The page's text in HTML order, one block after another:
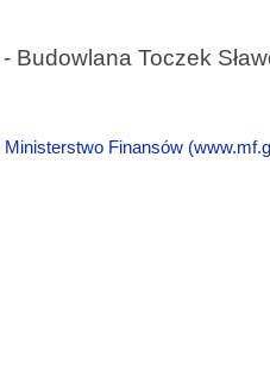
Budowlana Toczek
Ministerstwo Finansów